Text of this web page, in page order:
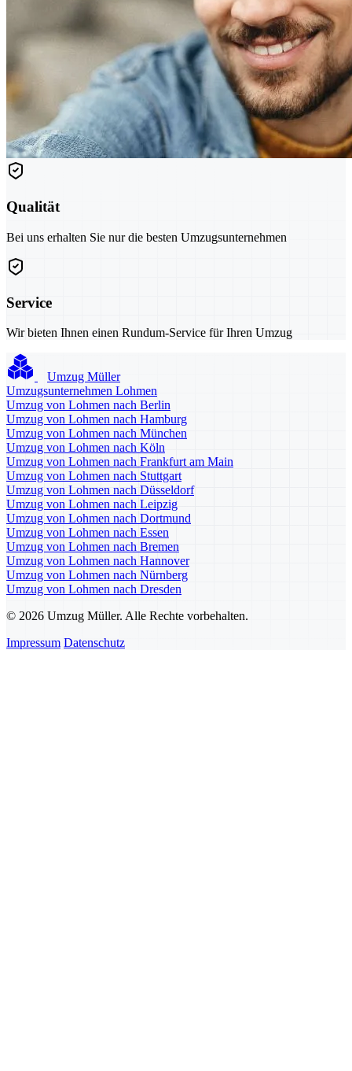
Qualität
Bei uns erhalten Sie nur die besten Umzugsunternehmen
Service
Wir bieten Ihnen einen Rundum-Service für Ihren Umzug
Umzug Müller
Umzugsunternehmen Lohmen
Umzug von Lohmen nach Berlin
Umzug von Lohmen nach Hamburg
Umzug von Lohmen nach München
Umzug von Lohmen nach Köln
Umzug von Lohmen nach Frankfurt am Main
Umzug von Lohmen nach Stuttgart
Umzug von Lohmen nach Düsseldorf
Umzug von Lohmen nach Leipzig
Umzug von Lohmen nach Dortmund
Umzug von Lohmen nach Essen
Umzug von Lohmen nach Bremen
Umzug von Lohmen nach Hannover
Umzug von Lohmen nach Nürnberg
Umzug von Lohmen nach Dresden
© 2026 Umzug Müller. Alle Rechte vorbehalten.
Impressum Datenschutz